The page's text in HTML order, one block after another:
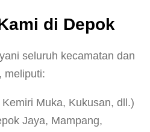
di Depok
seluruh kecamatan dan
meliputi:
Muka, Kukusan, dll.)
Jaya, Mampang,